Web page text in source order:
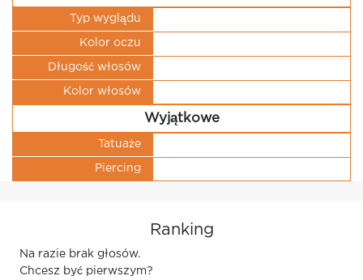
Typ wyglądu
Kolor oczu
Długość włosów
Kolor włosów
Wyjątkowe
Tatuaże
Piercing
Ranking
Na razie brak głosów.
Chcesz być pierwszym?